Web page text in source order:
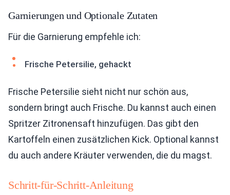
Garnierungen und Optionale Zutaten
Für die Garnierung empfehle ich:
Frische Petersilie, gehackt
Frische Petersilie sieht nicht nur schön aus,
sondern bringt auch Frische. Du kannst auch einen
Spritzer Zitronensaft hinzufügen. Das gibt den
Kartoffeln einen zusätzlichen Kick. Optional kannst
du auch andere Kräuter verwenden, die du magst.
Schritt-für-Schritt-Anleitung